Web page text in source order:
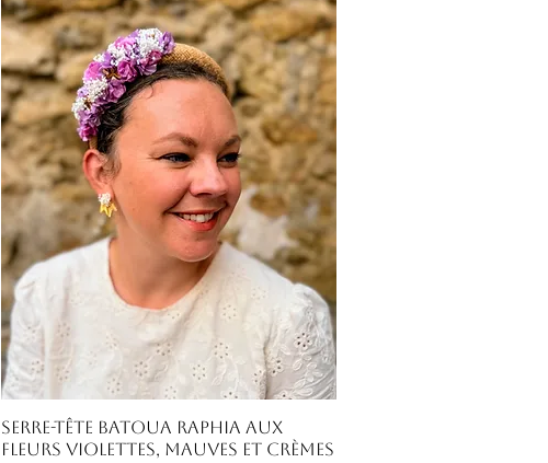
Aperçu rapide
Serre-tête Batoua raphia aux
fleurs violettes, mauves et crèmes